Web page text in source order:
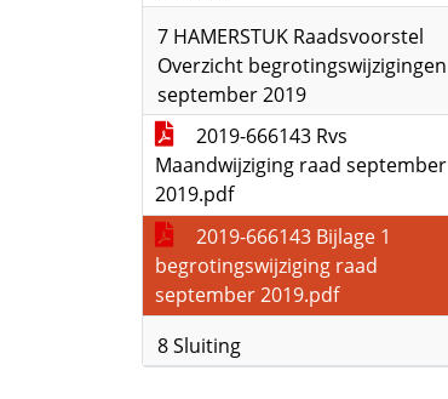
7 HAMERSTUK Raadsvoorstel
Overzicht begrotingswijzigingen
september 2019
2019-666143 Rvs
Maandwijziging raad september
2019.pdf
2019-666143 Bijlage 1
begrotingswijziging raad
september 2019.pdf
8 Sluiting